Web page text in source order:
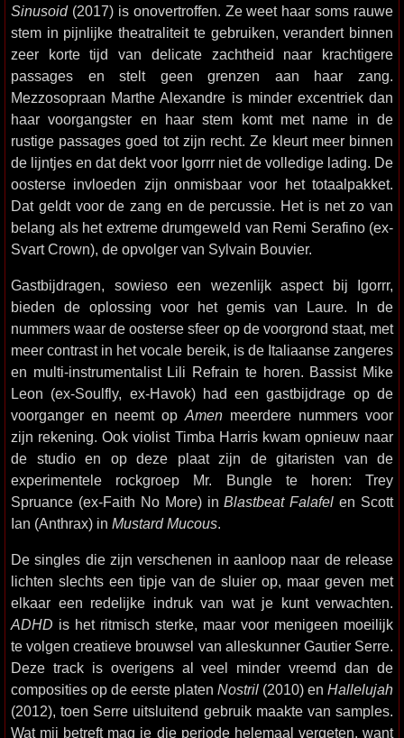
Sinusoid(2017) is onovertroffen. Ze weet haar soms rauwe
stem in pijnlijke theatraliteit te gebruiken, verandert binnen
zeer korte tijd van delicate zachtheid naar krachtigere
passages en stelt geen grenzen aan haar zang.
Mezzosopraan Marthe Alexandre is minder excentriek dan
haar voorgangster en haar stem komt met name in de
rustige passages goed tot zijn recht. Ze kleurt meer binnen
de lijntjes en dat dekt voor Igorrr niet de volledige lading. De
oosterse invloeden zijn onmisbaar voor het totaalpakket.
Dat geldt voor de zang en de percussie. Het is net zo van
belang als het extreme drumgeweld van Remi Serafino (ex-
Svart Crown), de opvolger van Sylvain Bouvier.
Gastbijdragen, sowieso een wezenlijk aspect bij Igorrr,
bieden de oplossing voor het gemis van Laure. In de
nummers waar de oosterse sfeer op de voorgrond staat, met
meer contrast in het vocale bereik, is de Italiaanse zangeres
en multi-instrumentalist Lili Refrain te horen. Bassist Mike
Leon (ex-Soulfly, ex-Havok) had een gastbijdrage op de
voorganger en neemt op Amen meerdere nummers voor
zijn rekening. Ook violist Timba Harris kwam opnieuw naar
de studio en op deze plaat zijn de gitaristen van de
experimentele rockgroep Mr. Bungle te horen: Trey
Spruance (ex-Faith No More) inBlastbeat Falafel en Scott
Ian (Anthrax) in Mustard Mucous.
De singles die zijn verschenen in aanloop naar de release
lichten slechts een tipje van de sluier op, maar geven met
elkaar een redelijke indruk van wat je kunt verwachten.
ADHD is het ritmisch sterke, maar voor menigeen moeilijk
te volgen creatieve brouwsel van alleskunner Gautier Serre.
Deze track is overigens al veel minder vreemd dan de
composities op de eerste platen Nostril (2010) en Hallelujah
(2012), toen Serre uitsluitend gebruik maakte van samples.
Wat mij betreft mag je die periode helemaal vergeten, want